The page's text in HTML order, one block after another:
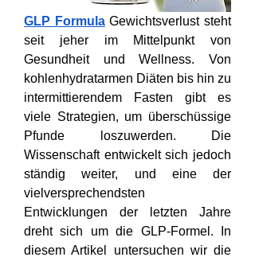
GLP Formula Gewichtsverlust steht
seit jeher im Mittelpunkt von
Gesundheit und Wellness. Von
kohlenhydratarmen Diäten bis hin zu
intermittierendem Fasten gibt es
viele Strategien, um überschüssige
Pfunde loszuwerden. Die
Wissenschaft entwickelt sich jedoch
ständig weiter, und eine der
vielversprechendsten
Entwicklungen der letzten Jahre
dreht sich um die GLP-Formel. In
diesem Artikel untersuchen wir die